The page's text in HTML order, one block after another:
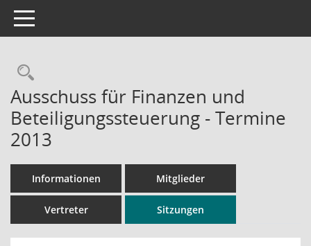
Toggle navigation
Rechercheauswahl
Ausschuss für Finanzen und
Beteiligungssteuerung - Termine
2013
Informationen Mitglieder
Vertreter Sitzungen